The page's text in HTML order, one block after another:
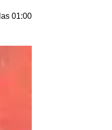
01:00